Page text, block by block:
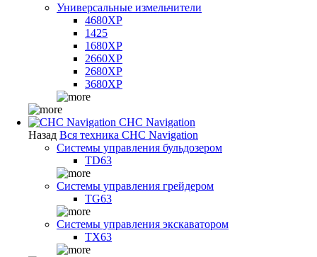
Универсальные измельчители
4680XP
1425
1680XP
2660XP
2680XP
3680XP
CHC Navigation
Назад Вся техника CHC Navigation
Системы управления бульдозером
TD63
Системы управления грейдером
TG63
Системы управления экскаватором
TX63